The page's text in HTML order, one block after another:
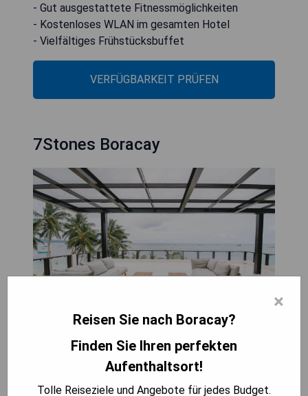
- Gut ausgestattete Fitnessmöglichkeiten
- Kostenloses WLAN im gesamten Hotel
- Vielfältiges Frühstücksbuffet
VERFÜGBARKEIT PRÜFEN
7Stones Boracay
Das 7 Stones Boracay liegt an der Küste des
Bulabog Beach und bietet Suiten mit Balkon, Sofa
×
Reisen Sie nach Boracay?
Finden Sie Ihren perfekten
Aufenthaltsort!
Tolle Reiseziele und Angebote für jedes Budget.